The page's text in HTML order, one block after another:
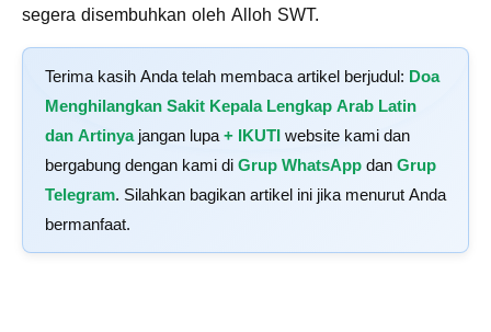
segera disembuhkan oleh Alloh SWT.
Terima kasih Anda telah membaca artikel berjudul: Doa
Menghilangkan Sakit Kepala Lengkap Arab Latin
dan Artinyajangan lupa+ IKUTIwebsite kami dan
bergabung dengan kami diGrup WhatsAppdanGrup
Telegram. Silahkan bagikan artikel ini jika menurut Anda
bermanfaat.